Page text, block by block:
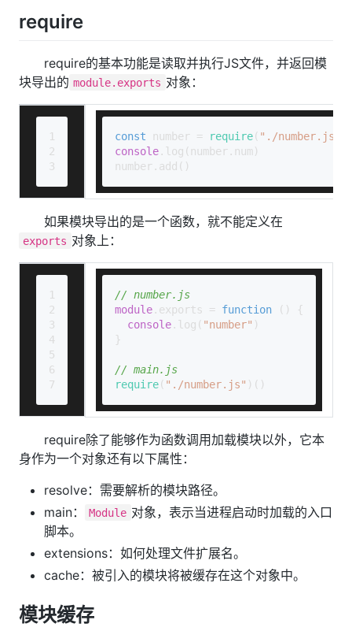
require
require的基本功能是读取并执行JS文件，并返回模
块导出的 module.exports 对象：
1
2
3
const number = require( "./number.js"
console . log (number. num )
number. add ()
如果模块导出的是一个函数，就不能定义在
exports 对象上：
1
2
3
4
5
6
7
// number.js
module . exports = function ( ) {
console . log ( "number" )
}
// main.js
require( "./number.js" )()
require除了能够作为函数调用加载模块以外，它本
身作为一个对象还有以下属性：
resolve：需要解析的模块路径。
main：
Module 对象，表示当进程启动时加载的入口
脚本。
extensions：如何处理文件扩展名。
cache：被引入的模块将被缓存在这个对象中。
模块缓存